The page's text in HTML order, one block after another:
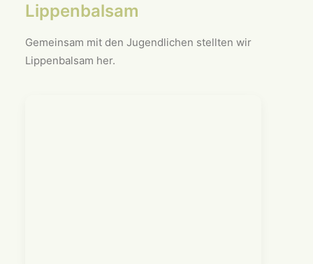
Lippenbalsam
Gemeinsam mit den Jugendlichen stellten wir
Lippenbalsam her.